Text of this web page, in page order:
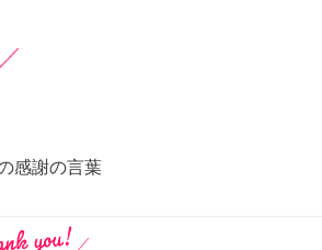
感謝の言葉